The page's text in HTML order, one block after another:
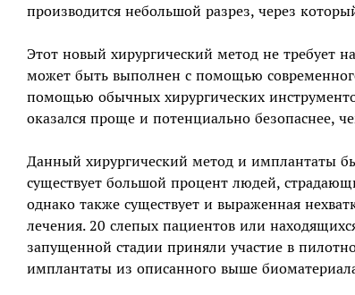
производится небольшой разрез, через
Этот новый хирургический метод не требует
может быть выполнен с помощью
помощью обычных хирургических
оказался проще и потенциально безопаснее,
Данный хирургический метод и имплантаты
существует большой процент людей,
однако также существует и выраженная
лечения. 20 слепых пациентов или
запущенной стадии приняли участие в
имплантаты из описанного выше